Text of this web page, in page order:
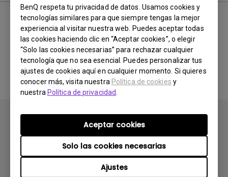
BenQ respeta tu privacidad de datos. Usamos cookies y
tecnologías similares para que siempre tengas la mejor
experiencia al visitar nuestra web. Puedes aceptar todas
las cookies haciendo clic en “Aceptar cookies”, o elegir
“Solo las cookies necesarias” para rechazar cualquier
tecnología que no sea esencial. Puedes personalizar tus
ajustes de cookies aquí en cualquier momento. Si quieres
conocer más, visita nuestra Política de cookies y
nuestra Política de privacidad
Ajustes
Solo las cookies necesarias
Aceptar cookies
No hay software ni
controlador relacionados